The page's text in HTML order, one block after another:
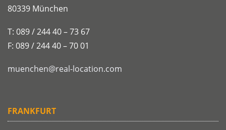
80339 München
T: 089 / 244 40 – 73 67
F: 089 / 244 40 – 70 01
muenchen@real-location.com
FRANKFURT